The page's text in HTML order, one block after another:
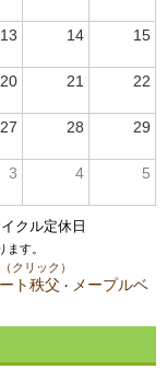
13 14 15
20 21 22
27 28 29
3 4 5
クル定休日
す。
クリック）
ト秩父 ・ メープルベ